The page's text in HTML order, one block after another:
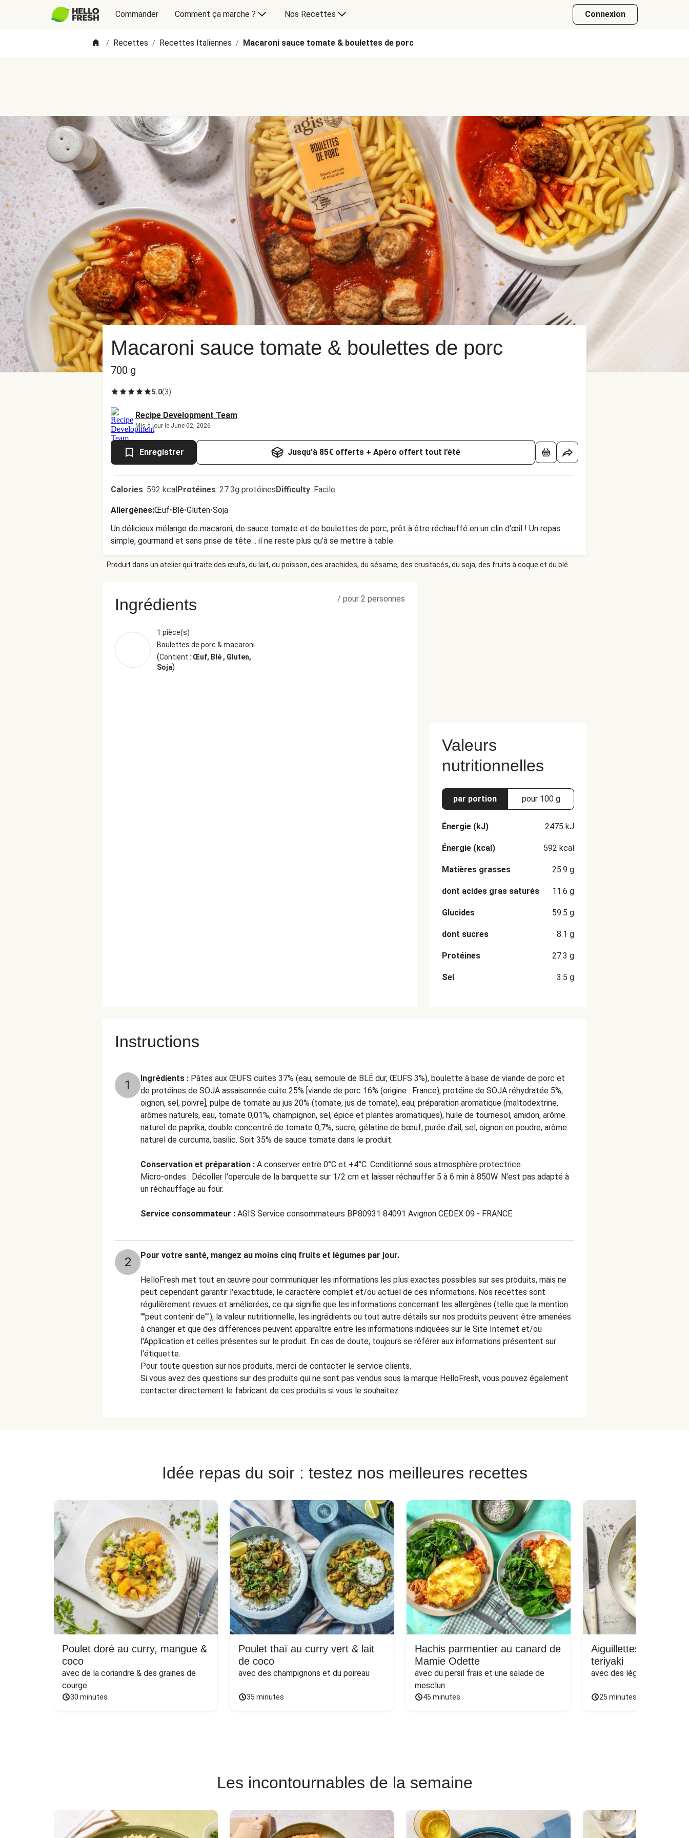
Commander Comment ça marche ? Nos Recettes Connexion
/ Recettes / Recettes Italiennes / Macaroni sauce tomate & boulettes de porc
Macaroni sauce tomate & boulettes de porc
700 g
5.0(3)
Recipe Development Team
Mis à jour le June 02, 2026
Enregistrer Jusqu'à 85€ offerts + Apéro offert tout l’été
Calories: 592 kcalProtéines: 27.3g protéinesDifficulty: Facile
Allergènes:Œuf•Blé•Gluten•Soja
Un délicieux mélange de macaroni, de sauce tomate et de boulettes de porc, prêt à être réchauffé en un clin d'œil ! Un repas
simple, gourmand et sans prise de tête… il ne reste plus qu’à se mettre à table.
Produit dans un atelier qui traite des œufs, du lait, du poisson, des arachides, du sésame, des crustacés, du soja, des fruits à coque et du blé.
Ingrédients / pour 2 personnes
1 pièce(s)
Boulettes de porc & macaroni
(Contient : Œuf, Blé , Gluten,
Soja)
Valeurs
nutritionnelles
par portion pour 100 g
Énergie (kJ) 2475 kJ
Énergie (kcal) 592 kcal
Matières grasses 25.9 g
dont acides gras saturés 11.6 g
Glucides 59.5 g
dont sucres 8.1 g
Protéines 27.3 g
Sel 3.5 g
Instructions
1 Ingrédients : Pâtes aux ŒUFS cuites 37% (eau, semoule de BLÉ dur, ŒUFS 3%), boulette à base de viande de porc et
de protéines de SOJA assaisonnée cuite 25% [viande de porc 16% (origine : France), protéine de SOJA réhydratée 5%,
oignon, sel, poivre], pulpe de tomate au jus 20% (tomate, jus de tomate), eau, préparation aromatique (maltodextrine,
arômes naturels, eau, tomate 0,01%, champignon, sel, épice et plantes aromatiques), huile de tournesol, amidon, arôme
naturel de paprika, double concentré de tomate 0,7%, sucre, gélatine de bœuf, purée d’ail, sel, oignon en poudre, arôme
naturel de curcuma, basilic. Soit 35% de sauce tomate dans le produit.
Conservation et préparation : A conserver entre 0°C et +4°C. Conditionné sous atmosphère protectrice.
Micro-ondes : Décoller l'opercule de la barquette sur 1/2 cm et laisser réchauffer 5 à 6 min à 850W. N'est pas adapté à
un réchauffage au four.
Service consommateur : AGIS Service consommateurs BP80931 84091 Avignon CEDEX 09 - FRANCE
2 Pour votre santé, mangez au moins cinq fruits et légumes par jour.
HelloFresh met tout en œuvre pour communiquer les informations les plus exactes possibles sur ses produits, mais ne
peut cependant garantir l'exactitude, le caractère complet et/ou actuel de ces informations. Nos recettes sont
régulièrement revues et améliorées, ce qui signifie que les informations concernant les allergènes (telle que la mention
""peut contenir de""), la valeur nutritionnelle, les ingrédients ou tout autre détails sur nos produits peuvent être amenées
à changer et que des différences peuvent apparaître entre les informations indiquées sur le Site Internet et/ou
l'Application et celles présentes sur le produit. En cas de doute, toujours se référer aux informations présentent sur
l'étiquette.
Pour toute question sur nos produits, merci de contacter le service clients.
Si vous avez des questions sur des produits qui ne sont pas vendus sous la marque HelloFresh, vous pouvez également
contacter directement le fabricant de ces produits si vous le souhaitez.
Idée repas du soir : testez nos meilleures recettes
Poulet doré au curry, mangue &
coco
avec de la coriandre & des graines de
courge
30 minutes
Poulet thaï au curry vert & lait
de coco
avec des champignons et du poireau
35 minutes
Hachis parmentier au canard de
Mamie Odette
avec du persil frais et une salade de
mesclun
45 minutes
Aiguillettes de poulet
teriyaki
avec des légumes poêlés
25 minutes
Les incontournables de la semaine